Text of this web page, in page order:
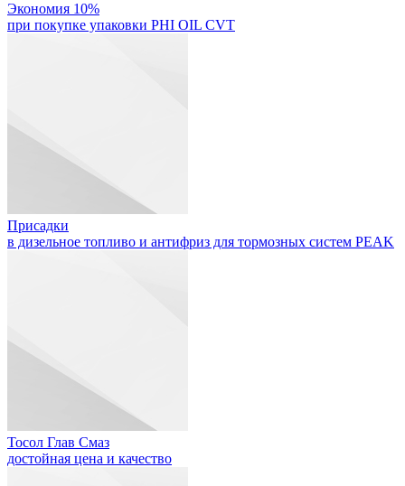
Экономия 10%
при покупке упаковки PHI OIL CVT
Присадки
в дизельное топливо и антифриз для тормозных систем PEAK
Тосол Глав Смаз
достойная цена и качество